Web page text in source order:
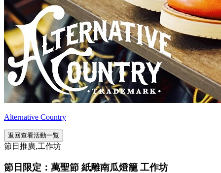
Alternative Country
返回查看活動一覧
節日推廣,工作坊
節日限定：萬聖節 紙雕南瓜燈籠 工作坊